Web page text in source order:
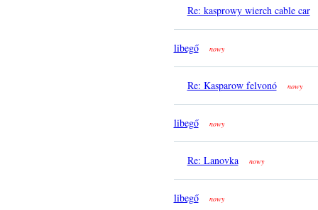
Re: kasprowy wierch cable car
libegő nowy
Re: Kasparow felvonó nowy
libegő nowy
Re: Lanovka nowy
libegő nowy